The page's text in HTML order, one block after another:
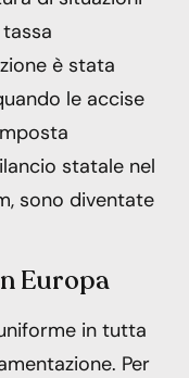
è stata
le accise
statale nel
sono diventate
Europa
in tutta
Per